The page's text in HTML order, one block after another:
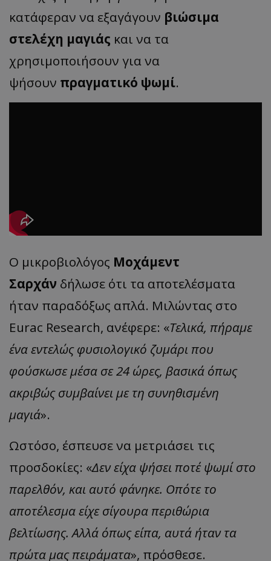
κατάφεραν να εξαγάγουν βιώσιμα
στελέχη μαγιάς και να τα
χρησιμοποιήσουν για να
ψήσουν πραγματικό ψωμί.
Ο μικροβιολόγος Μοχάμεντ
Σαρχάν δήλωσε ότι τα αποτελέσματα
ήταν παραδόξως απλά. Μιλώντας στο
Eurac Research, ανέφερε: «Τελικά, πήραμε
ένα εντελώς φυσιολογικό ζυμάρι που
φούσκωσε μέσα σε 24 ώρες, βασικά όπως
ακριβώς συμβαίνει με τη συνηθισμένη
μαγιά».
Ωστόσο, έσπευσε να μετριάσει τις
προσδοκίες: «Δεν είχα ψήσει ποτέ ψωμί στο
παρελθόν, και αυτό φάνηκε. Οπότε το
αποτέλεσμα είχε σίγουρα περιθώρια
βελτίωσης. Αλλά όπως είπα, αυτά ήταν τα
πρώτα μας πειράματα», πρόσθεσε.